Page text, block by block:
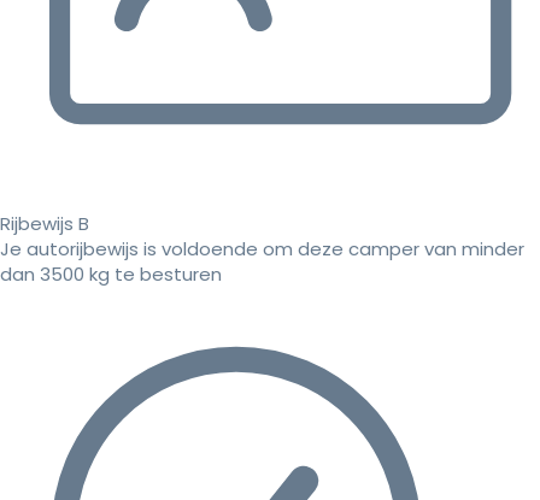
Rijbewijs B
Je autorijbewijs is voldoende om deze camper van minder
dan 3500 kg te besturen